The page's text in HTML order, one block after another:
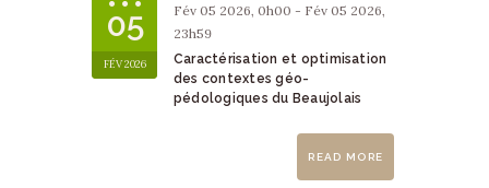
05
FÉV 2026
Fév 05 2026, 0h00 - Fév 05 2026,
23h59
Caractérisation et optimisation
des contextes géo-
pédologiques du Beaujolais
READ MORE